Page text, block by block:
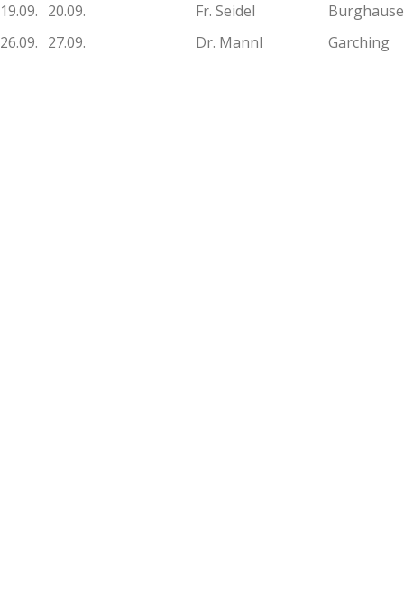
19.09. 20.09. Fr. Seidel
26.09. 27.09. Dr. Mannl Garching